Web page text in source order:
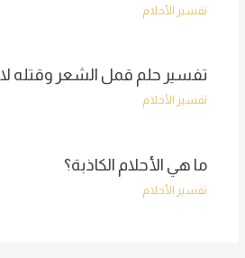
تفسير الأحلام
تفسير حلم قمل الشعر وقتله
تفسير الأحلام
ما هي الأحلام الكاذبة؟
تفسير الأحلام